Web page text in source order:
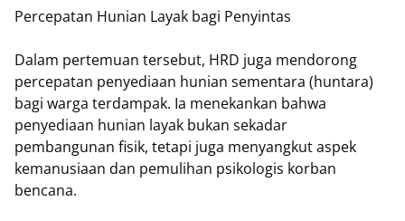
Percepatan Hunian Layak bagi Penyintas
Dalam pertemuan tersebut, HRD juga mendorong
percepatan penyediaan hunian sementara (huntara)
bagi warga terdampak. Ia menekankan bahwa
penyediaan hunian layak bukan sekadar
pembangunan fisik, tetapi juga menyangkut aspek
kemanusiaan dan pemulihan psikologis korban
bencana.